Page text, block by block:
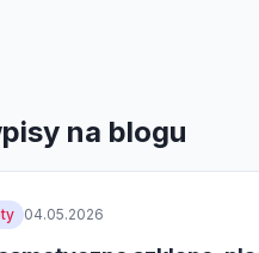
na blogu
04.05.2026